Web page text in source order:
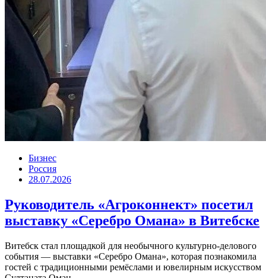
Бизнес
Россия
28.07.2026
Руководитель «Агроконнект» посетил
выставку «Серебро Омана» в Витебске
Витебск стал площадкой для необычного культурно-делового
события — выставки «Серебро Омана», которая познакомила
гостей с традиционными ремёслами и ювелирным искусством